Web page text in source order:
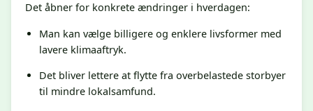
Det åbner for konkrete ændringer i hverdagen:
Man kan vælge billigere og enklere livsformer med
lavere klimaaftryk.
Det bliver lettere at flytte fra overbelastede storbyer
til mindre lokalsamfund.